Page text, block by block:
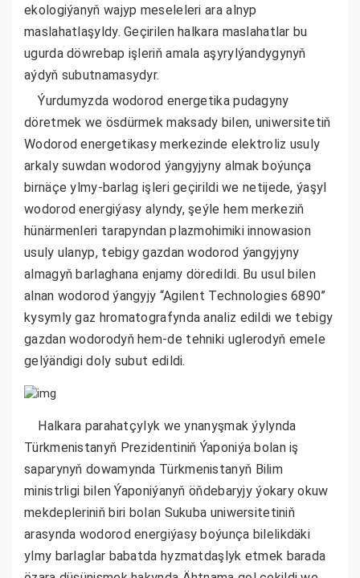
ekologiýanyň wajyp meseleleri ara alnyp
maslahatlaşyldy. Geçirilen halkara maslahatlar bu
ugurda döwrebap işleriň amala aşyrylýandygynyň
aýdyň subutnamasydyr.
Ýurdumyzda wodorod energetika pudagyny
döretmek we ösdürmek maksady bilen, uniwersitetiň
Wodorod energetikasy merkezinde elektroliz usuly
arkaly suwdan wodorod ýangyjyny almak boýunça
birnäçe ylmy-barlag işleri geçirildi we netijede, ýaşyl
wodorod energiýasy alyndy, şeýle hem merkeziň
hünärmenleri tarapyndan plazmohimiki innowasion
usuly ulanyp, tebigy gazdan wodorod ýangyjyny
almagyň barlaghana enjamy döredildi. Bu usul bilen
alnan wodorod ýangyjy “Agilent Technologies 6890”
kysymly gaz hromatografynda analiz edildi we tebigy
gazdan wodorodyň hem-de tehniki uglerodyň emele
gelýändigi doly subut edildi.
Halkara parahatçylyk we ynanyşmak ýylynda
Türkmenistanyň Prezidentiniň Ýaponiýa bolan iş
saparynyň dowamynda Türkmenistanyň Bilim
ministrligi bilen Ýaponiýanyň öňdebaryjy ýokary okuw
mekdepleriniň biri bolan Sukuba uniwersitetiniň
arasynda wodorod energiýasy boýunça bilelikdäki
ylmy barlaglar babatda hyzmatdaşlyk etmek barada